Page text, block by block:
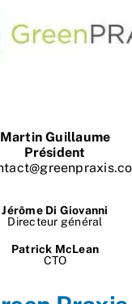
Martin Guillaume
Président
Jérôme Di Giovanni
Directeur général
Patrick McLean
CTO